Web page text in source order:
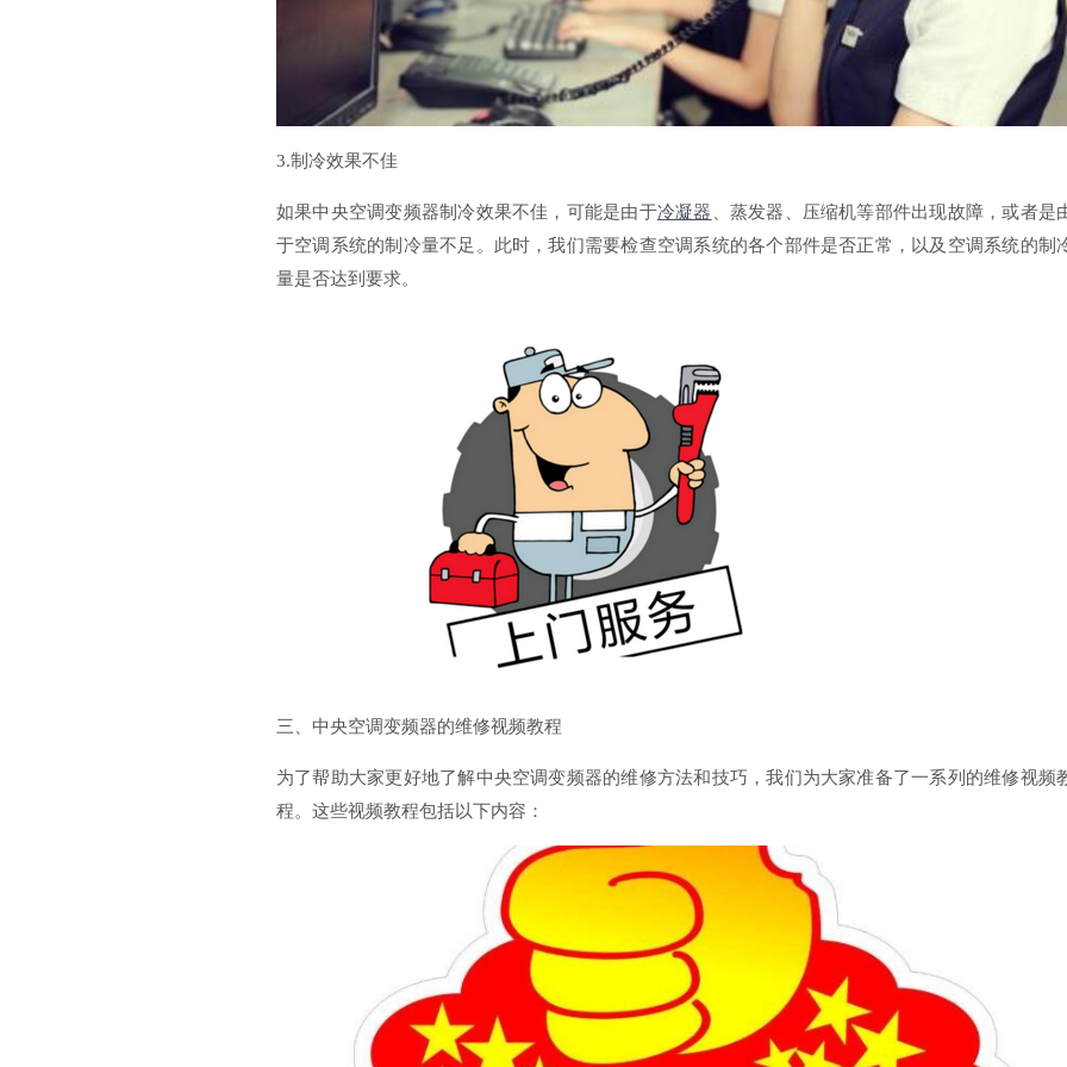
3.制冷效果不佳
如果中央空调变频器制冷效果不佳，可能是由于冷凝器 、蒸发器、压缩机等部件出现故障，或者是
于空调系统的制冷量不足。此时，我们需要检查空调系统的各个部件是否正常，以及空调系统的制
量是否达到要求。
三、中央空调变频器的维修视频教程
为了帮助大家更好地了解中央空调变频器的维修方法和技巧，我们为大家准备了一系列的维修视频
程。这些视频教程包括以下内容：